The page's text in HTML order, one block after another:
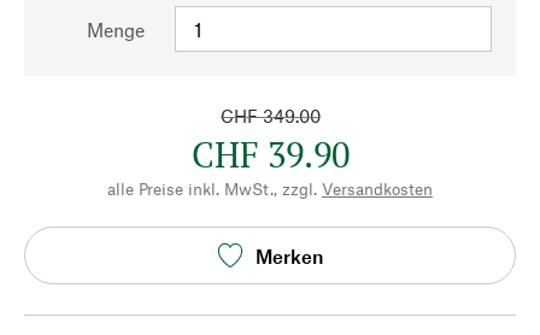
Menge
CHF 349.00
CHF 39.90
alle Preise inkl. MwSt., zzgl. Versandkosten
Merken